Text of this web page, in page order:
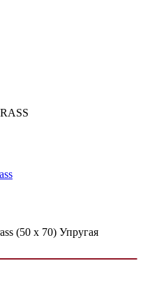
(50 x 70) Упругая